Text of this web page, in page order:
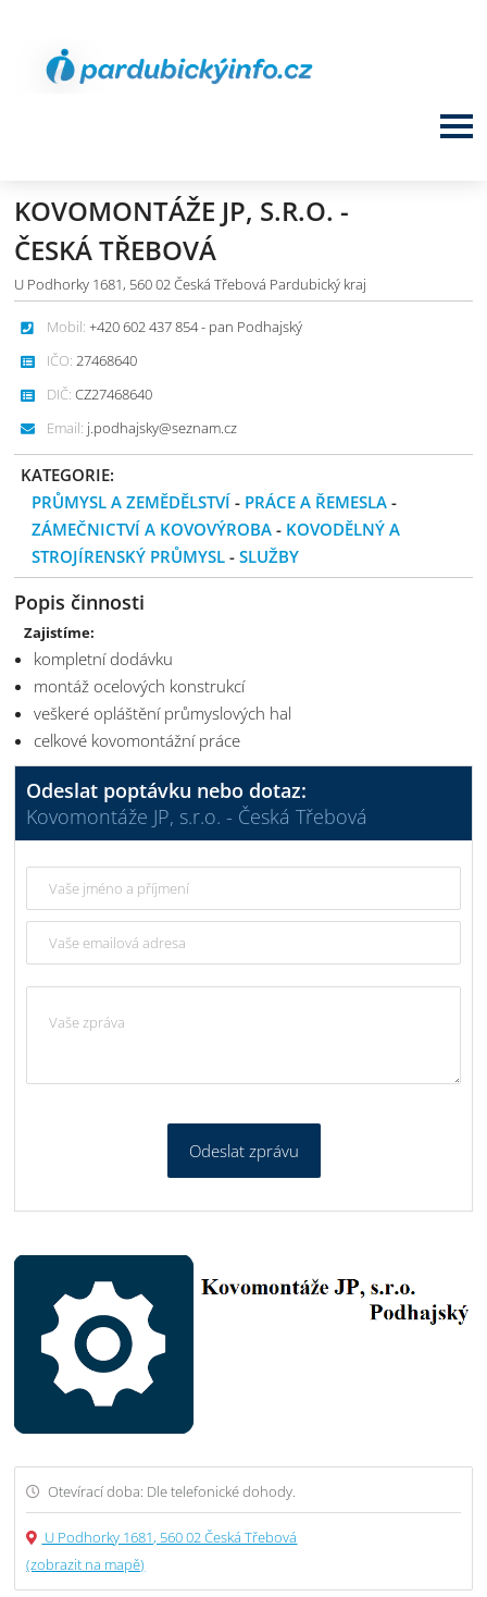
KOVOMONTÁŽE JP, S.R.O. -
ČESKÁ TŘEBOVÁ
U Podhorky 1681, 560 02 Česká Třebová Pardubický kraj
Mobil: +420 602 437 854 - pan Podhajský
IČO: 27468640
DIČ: CZ27468640
Email: j.podhajsky@seznam.cz
KATEGORIE:
PRŮMYSL A ZEMĚDĚLSTVÍ - PRÁCE A ŘEMESLA -
ZÁMEČNICTVÍ A KOVOVÝROBA - KOVODĚLNÝ A
STROJÍRENSKÝ PRŮMYSL -SLUŽBY
Popis činnosti
Zajistíme:
kompletní dodávku
montáž ocelových konstrukcí
veškeré opláštění průmyslových hal
celkové kovomontážní práce
Odeslat poptávku nebo dotaz:
Kovomontáže JP, s.r.o. - Česká Třebová
Odeslat zprávu
Otevírací doba: Dle telefonické dohody.
U Podhorky 1681, 560 02 Česká Třebová
(zobrazit na mapě)